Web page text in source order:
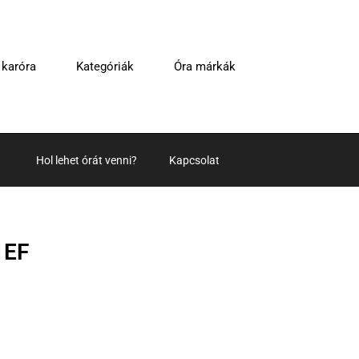
Kategóriák Óra márkák
Hol lehet órát venni? Kapcsolat